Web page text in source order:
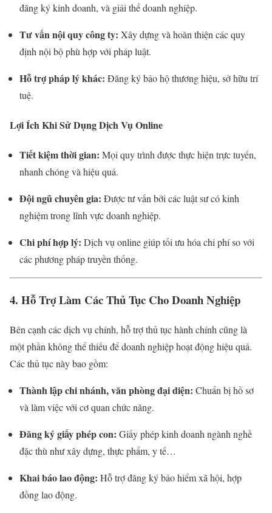
đăng ký kinh doanh, và giải thể doanh nghiệp.
Tư vấn nội quy công ty: Xây dựng và hoàn thiện các quy
định nội bộ phù hợp với pháp luật.
Hỗ trợ pháp lý khác: Đăng ký bảo hộ thương hiệu, sở hữu trí
tuệ.
Lợi Ích Khi Sử Dụng Dịch Vụ Online
Tiết kiệm thời gian: Mọi quy trình được thực hiện trực tuyến,
nhanh chóng và hiệu quả.
Đội ngũ chuyên gia: Được tư vấn bởi các luật sư có kinh
nghiệm trong lĩnh vực doanh nghiệp.
Chi phí hợp lý: Dịch vụ online giúp tối ưu hóa chi phí so với
các phương pháp truyền thống.
4. Hỗ Trợ Làm Các Thủ Tục Cho Doanh Nghiệp
Bên cạnh các dịch vụ chính, hỗ trợ thủ tục hành chính cũng là
một phần không thể thiếu để doanh nghiệp hoạt động hiệu quả.
Các thủ tục này bao gồm:
Thành lập chi nhánh, văn phòng đại diện: Chuẩn bị hồ sơ
và làm việc với cơ quan chức năng.
Đăng ký giấy phép con: Giấy phép kinh doanh ngành nghề
đặc thù như xây dựng, thực phẩm, y tế…
Khai báo lao động: Hỗ trợ đăng ký bảo hiểm xã hội, hợp
đồng lao động.